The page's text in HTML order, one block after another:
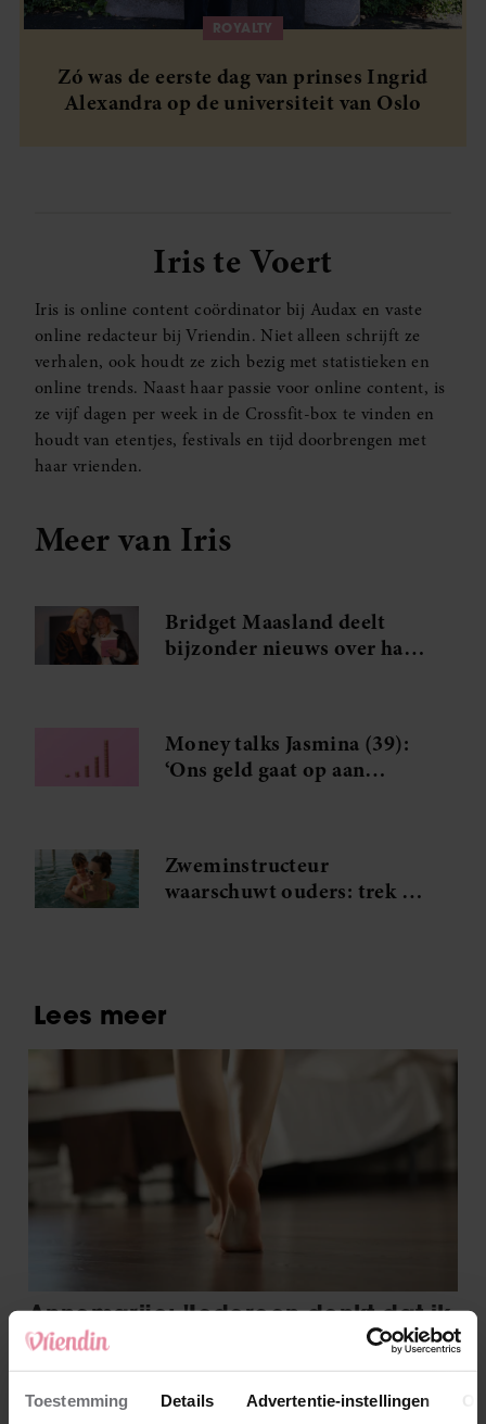
Toestemming Details Advertentie-instellingen
ROYALTY
Zó was de eerste dag van prinses Ingrid
Alexandra op de universiteit van Oslo
Iris te Voert
Iris is online content coördinator bij Audax en vaste
online redacteur bij Vriendin. Niet alleen schrijft ze
verhalen, ook houdt ze zich bezig met statistieken en
online trends. Naast haar passie voor online content, is
ze vijf dagen per week in de Crossfit-box te vinden en
houdt van etentjes, festivals en tijd doorbrengen met
haar vrienden.
Meer van Iris
Bridget Maasland deelt
bijzonder nieuws over haar
Money talks Jasmina (39):
‘Ons geld gaat op aan
Zweminstructeur
waarschuwt ouders: trek je